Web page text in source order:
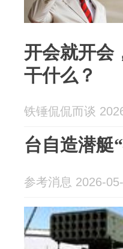
开会就开会
干什么？
铁锤侃侃而谈
台自造潜艇
参考消息 2026-